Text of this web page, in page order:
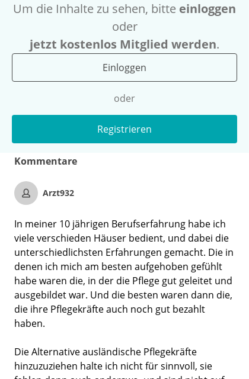
Um die Inhalte zu sehen, bitte einloggen
oder
jetzt kostenlos Mitglied werden.
Einloggen
oder
Registrieren
Kommentare
Arzt932
In meiner 10 jährigen Berufserfahrung habe ich
viele verschieden Häuser bedient, und dabei die
unterschiedlichsten Erfahrungen gemacht. Die in
denen ich mich am besten aufgehoben gefühlt
habe waren die, in der die Pflege gut geleitet und
ausgebildet war. Und die besten waren dann die,
die ihre Pflegekräfte auch noch gut bezahlt
haben.
Die Alternative ausländische Pflegekräfte
hinzuzuziehen halte ich nicht für sinnvoll, sie